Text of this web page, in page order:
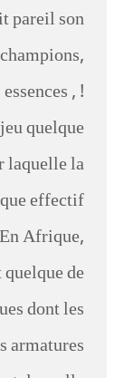
pareil son
, !
quelque
laquelle la
effectif
Afrique,
de
dont les
armatures